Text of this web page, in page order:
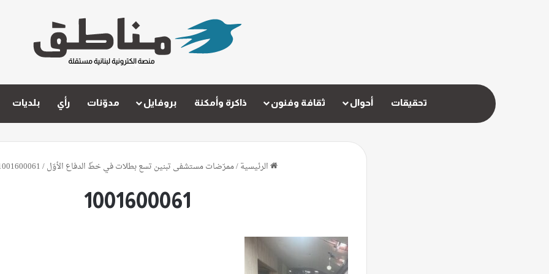
تحقيقات أحوال ثقافة وفنون ذاكرة وأمكنة بروفايل مدوّنات رأي بلديات
الرئيسية/ممرّضات مستشفى تبنين تسع بطلات في خطّ الدفاع الأوّل/
1001600061